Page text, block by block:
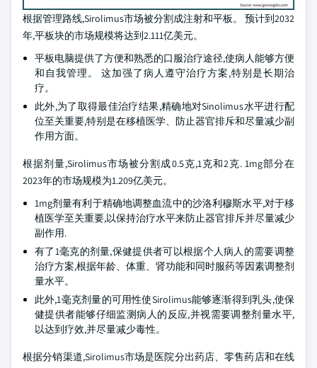
根据管理路线,Sirolimus市场被分割成注射和平板。 预计到2032
年,平板块的市场规模将达到2.111亿美元。
平板电脑提供了方便和熟悉的口服治疗途径,使病人能够方便
和自我管理。 这加强了病人遵守治疗方案,特别是长期治
疗。
此外,为了取得最佳治疗结果,精确地对Sinolimus水平进行配
位至关重要,特别是在移植医学、防止器官排斥和尽量减少副
作用方面。
根据剂量,Sirolimus市场被分割成0.5克,1克和2克. 1mg部分在
2023年的市场规模为1.209亿美元。
1mg剂量有利于精确地调整血流中的沙洛利穆斯水平,对于移
植医学至关重要,以保持治疗水平来防止器官排斥并尽量减少
副作用.
有了1毫克的剂量,保健提供者可以根据个人病人的需要调整
治疗方案,根据年龄、体重、肾功能和同时服药等因素调整剂
量水平。
此外,1毫克剂量的可用性使Sirolimus能够逐渐得到乳头,使保
健提供者能够仔细监测病人的反应,并视需要调整剂量水平,
以达到疗效,并尽量减少毒性。
根据分销渠道,Sirolimus市场是医院分出药店、零售药店和在线